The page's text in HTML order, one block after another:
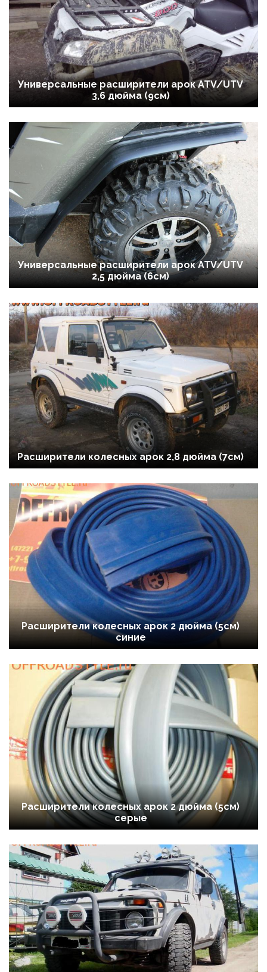
Универсальные расширители арок ATV/UTV
3,6 дюйма (9см)
Универсальные расширители арок ATV/UTV
2,5 дюйма (6см)
Расширители колесных арок 2,8 дюйма (7см)
Расширители колесных арок 2 дюйма (5см)
синие
Расширители колесных арок 2 дюйма (5см)
серые